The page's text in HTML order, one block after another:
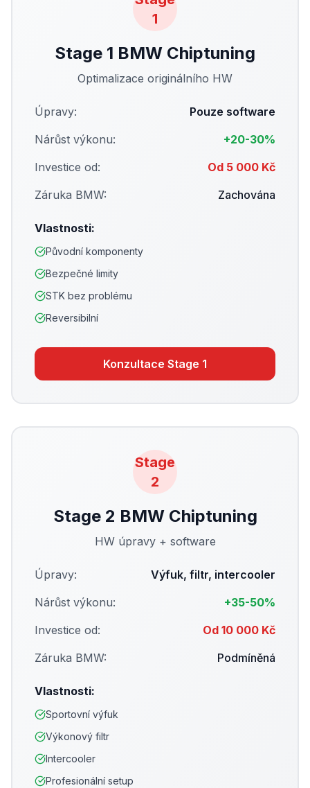
1
Stage 1 BMW Chiptuning
Optimalizace originálního HW
Úpravy:
Pouze software
Nárůst výkonu:
+20-30%
Investice od:
Od 5 000 Kč
Záruka BMW:
Zachována
Vlastnosti:
Původní komponenty
Bezpečné limity
STK bez problému
Reversibilní
Konzultace Stage 1
Stage
2
Stage 2 BMW Chiptuning
HW úpravy + software
Úpravy:
Výfuk, filtr, intercooler
Nárůst výkonu:
+35-50%
Investice od:
Od 10 000 Kč
Záruka BMW:
Podmíněná
Vlastnosti:
Sportovní výfuk
Výkonový filtr
Intercooler
Profesionální setup